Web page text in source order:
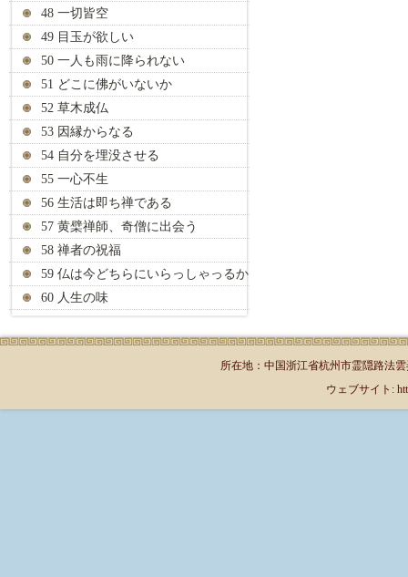
48 一切皆空
49 目玉が欲しい
50 一人も雨に降られない
51 どこに佛がいないか
52 草木成仏
53 因縁からなる
54 自分を埋没させる
55 一心不生
56 生活は即ち禅である
57 黄檗禅師、奇僧に出会う
58 禅者の祝福
59 仏は今どちらにいらっしゃっるか
60 人生の味
所在地：中国浙江省杭州市霊隠路法
ウェブサイト: